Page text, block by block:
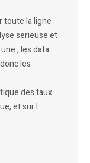
toute la ligne
serieuse et
, les data
les
des taux
et sur l